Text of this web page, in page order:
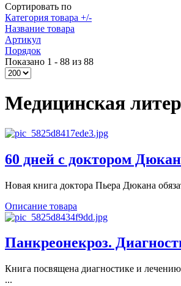
Сортировать по
Категория товара +/-
Название товара
Артикул
Порядок
Показано 1 - 88 из 88
Медицинская
60 дней с доктором
Новая книга доктора Пьера Дюкана
Описание товара
Панкреонекроз.
Книга посвящена диагностике и
...